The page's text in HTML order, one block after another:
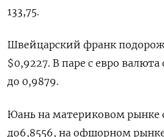
133,75.
Швейцарский франк
$0,9227​. В паре с евро
до 0,9879.
Юань на материковом рынке
до​ 6,8556​, на офшорном